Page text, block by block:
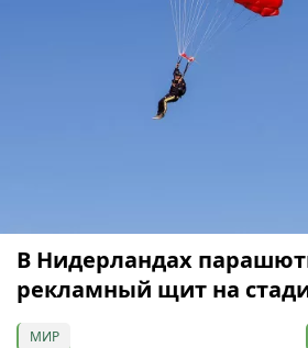
В Нидерландах
рекламный щит на
МИР